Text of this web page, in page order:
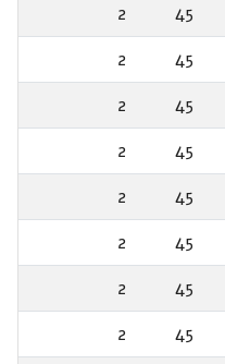
45
2
45
2
45
2
45
2
45
2
45
2
45
2
45
2